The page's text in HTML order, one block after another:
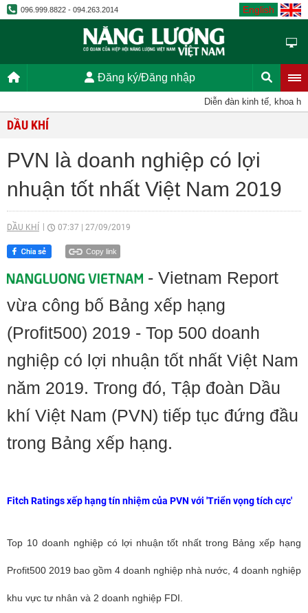
096.999.8822 - 094.263.2014 English
Đăng ký/Đăng nhập
Diễn đàn kinh tế, khoa
DẦU KHÍ
PVN là doanh nghiệp có lợi
nhuận tốt nhất Việt Nam 2019
DẦU KHÍ 07:37 27/09/2019
Copy link
- Vietnam Report
vừa công bố Bảng xếp hạng
(Profit500) 2019 - Top 500 doanh
nghiệp có lợi nhuận tốt nhất Việt Nam
năm 2019. Trong đó, Tập đoàn Dầu
khí Việt Nam (PVN) tiếp tục đứng đầu
trong Bảng xếp hạng.
Fitch Ratings xếp hạng tín nhiệm của PVN với 'Triển vọng tích cực'
Top 10 doanh nghiệp có lợi nhuận tốt nhất trong Bảng xếp hạng
Profit500 2019 bao gồm 4 doanh nghiệp nhà nước, 4 doanh nghiệp
khu vực tư nhân và 2 doanh nghiệp FDI.